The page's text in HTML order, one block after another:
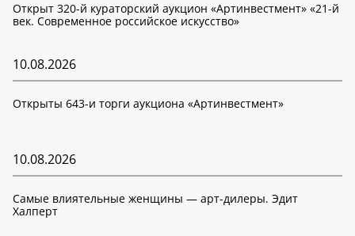
Открыт 320-й кураторский аукцион «Артинвестмент» «21-й
век. Современное российское искусство»
10.08.2026
Открыты 643-и торги аукциона «Артинвестмент»
10.08.2026
Самые влиятельные женщины — арт-дилеры. Эдит
Халперт